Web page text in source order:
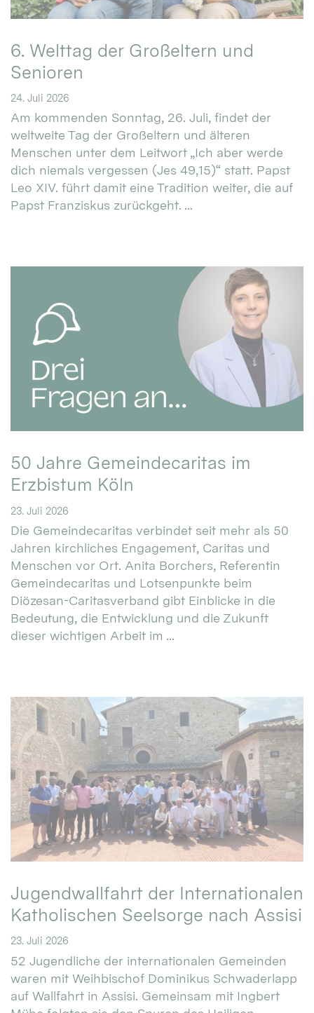
6. Welttag der Großeltern und
Senioren
24. Juli 2026
Am kommenden Sonntag, 26. Juli, findet der
weltweite Tag der Großeltern und älteren
Menschen unter dem Leitwort „Ich aber werde
dich niemals vergessen (Jes 49,15)“ statt. Papst
Leo XIV. führt damit eine Tradition weiter, die auf
Papst Franziskus zurückgeht. ...
50 Jahre Gemeindecaritas im
Erzbistum Köln
23. Juli 2026
Die Gemeindecaritas verbindet seit mehr als 50
Jahren kirchliches Engagement, Caritas und
Menschen vor Ort. Anita Borchers, Referentin
Gemeindecaritas und Lotsenpunkte beim
Diözesan-Caritasverband gibt Einblicke in die
Bedeutung, die Entwicklung und die Zukunft
dieser wichtigen Arbeit im ...
Jugendwallfahrt der Internationalen
Katholischen Seelsorge nach Assisi
23. Juli 2026
52 Jugendliche der internationalen Gemeinden
waren mit Weihbischof Dominikus Schwaderlapp
auf Wallfahrt in Assisi. Gemeinsam mit Ingbert